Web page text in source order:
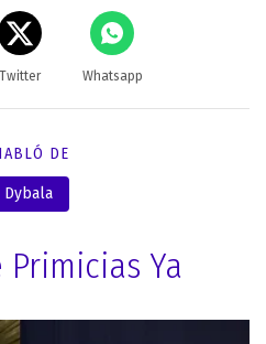
Twitter Whatsapp
DE
Dybala
Ya